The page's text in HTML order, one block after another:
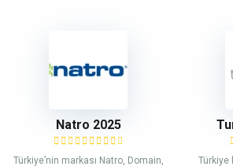
Natro 2025
Türkiye’nin markası Natro, Domain,
Türkiye